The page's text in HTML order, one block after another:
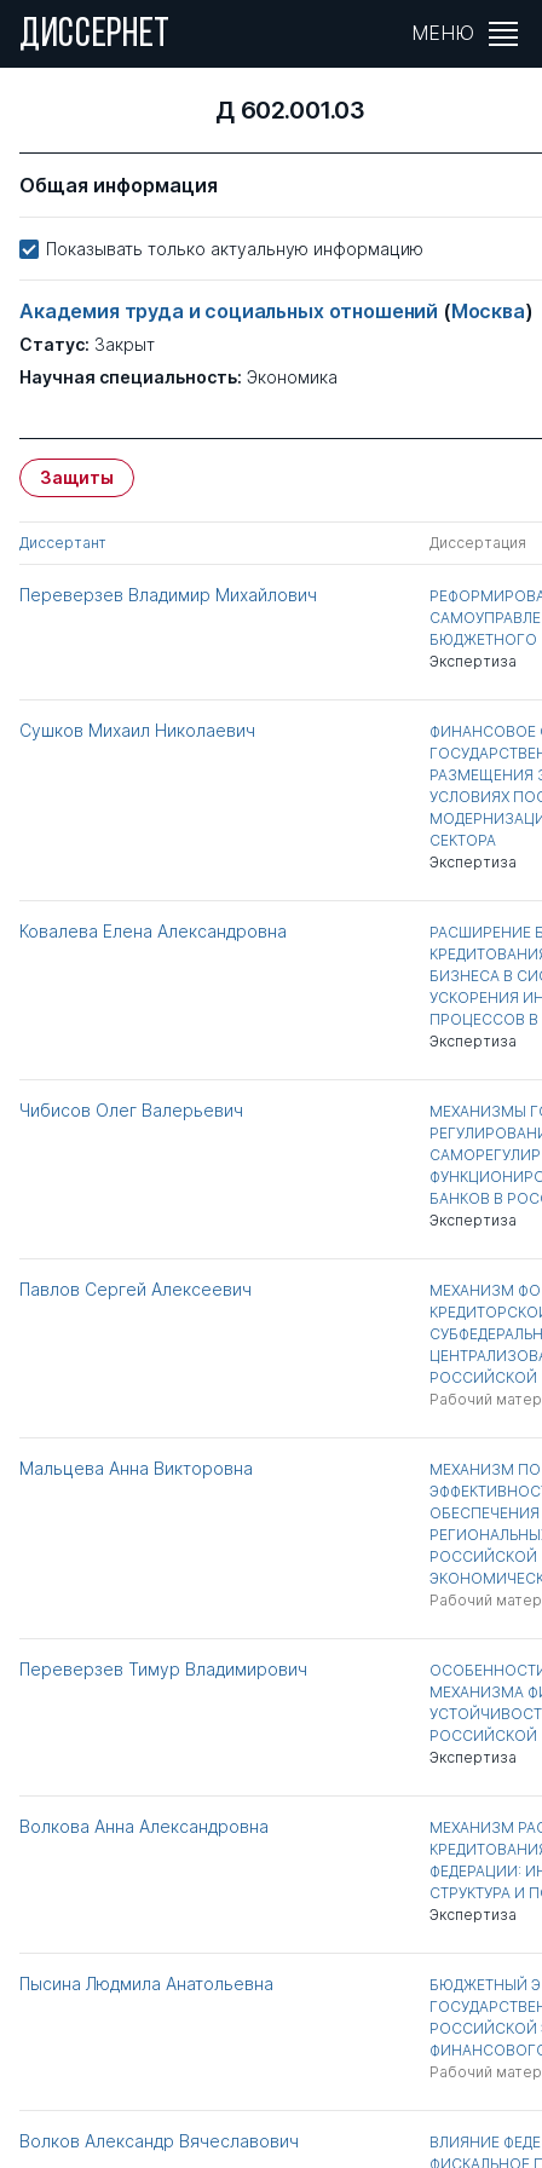
ДИССЕРНЕТ МЕНЮ
Д 602.001.03
Общая информация
Показывать только актуальную информацию
Академия труда и социальных отношений (Москва)
Статус: Закрыт
Научная специальность: Экономика
Защиты
Диссертант Диссертация
Переверзев Владимир Михайлович
БЮДЖЕТНОГО
Экспертиза
Сушков Михаил Николаевич
ФИНАНСОВОЕ
РАЗМЕЩЕНИЯ
УСЛОВИЯХ
СЕКТОРА
Экспертиза
Ковалева Елена Александровна
РАСШИРЕНИЕ
БИЗНЕСА В
УСКОРЕНИЯ
ПРОЦЕССОВ В
Экспертиза
Чибисов Олег Валерьевич
МЕХАНИЗМЫ
БАНКОВ В
Экспертиза
Павлов Сергей Алексеевич
МЕХАНИЗМ
РОССИЙСКОЙ
Рабочий
Мальцева Анна Викторовна
МЕХАНИЗМ
РОССИЙСКОЙ
Рабочий
Переверзев Тимур Владимирович
МЕХАНИЗМА
РОССИЙСКОЙ
Экспертиза
Волкова Анна Александровна
МЕХАНИЗМ
ФЕДЕРАЦИИ:
СТРУКТУРА И
Экспертиза
Пысина Людмила Анатольевна
БЮДЖЕТНЫЙ
РОССИЙСКОЙ
Рабочий
Волков Александр Вячеславович
ВЛИЯНИЕ
ФИСКАЛЬНОЕ